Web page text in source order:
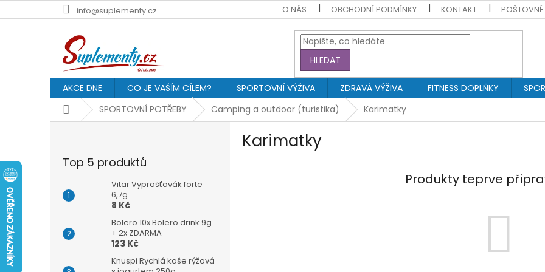
na
info@suplementy.cz O NÁS OBCHODNÍ PODMÍNKY KONTAKT POŠTOVNÉ
HLEDAT
AKCE DNE CO JE VAŠÍM CÍLEM? SPORTOVNÍ VÝŽIVA ZDRAVÁ VÝŽIVA FITNESS DOPLŇKY
DomůSPORTOVNÍ POTŘEBY Camping a outdoor (turistika) Karimatky
Top 5 produktů
Vitar Vyprošťovák forte
6,7g
8 Kč
Bolero 10x Bolero drink 9g
+ 2x ZDARMA
123 Kč
Knuspi Rychlá kaše rýžová
Karimatky
Produkty teprve